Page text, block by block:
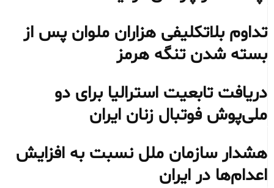
تداوم بلاتکلیفی هزاران ملوان پس از
بسته شدن تنگه هرمز
دریافت تابعیت استرالیا برای دو
ملی‌پوش فوتبال زنان ایران
هشدار سازمان ملل نسبت به افزایش
اعدام‌ها در ایران